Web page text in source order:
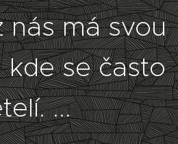
nás má svou
kde se často
...